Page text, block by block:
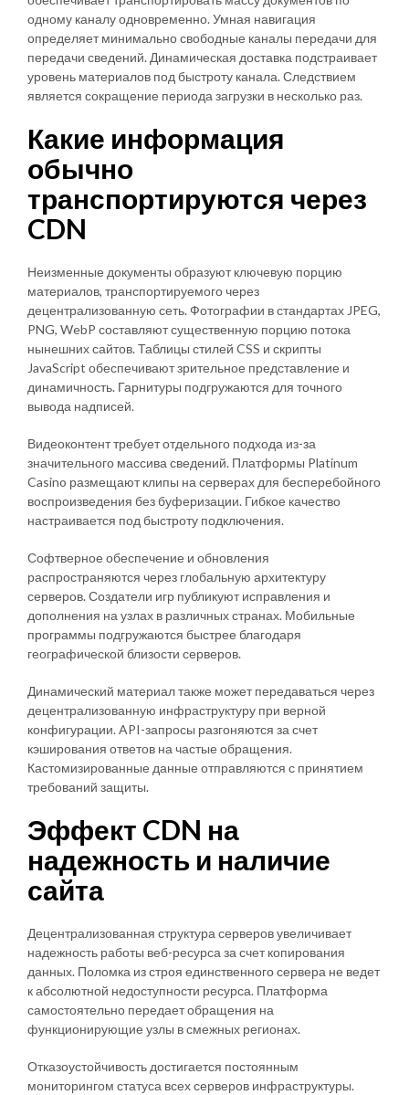
одному каналу одновременно. Умная навигация
определяет минимально свободные каналы передачи для
передачи сведений. Динамическая доставка подстраивает
уровень материалов под быстроту канала. Следствием
является сокращение периода загрузки в несколько раз.
Какие информация
обычно
транспортируются через
CDN
Неизменные документы образуют ключевую порцию
материалов, транспортируемого через
децентрализованную сеть. Фотографии в стандартах JPEG,
PNG, WebP составляют существенную порцию потока
нынешних сайтов. Таблицы стилей CSS и скрипты
JavaScript обеспечивают зрительное представление и
динамичность. Гарнитуры подгружаются для точного
вывода надписей.
Видеоконтент требует отдельного подхода из-за
значительного массива сведений. Платформы Platinum
Casino размещают клипы на серверах для бесперебойного
воспроизведения без буферизации. Гибкое качество
настраивается под быстроту подключения.
Софтверное обеспечение и обновления
распространяются через глобальную архитектуру
серверов. Создатели игр публикуют исправления и
дополнения на узлах в различных странах. Мобильные
программы подгружаются быстрее благодаря
географической близости серверов.
Динамический материал также может передаваться через
децентрализованную инфраструктуру при верной
конфигурации. API-запросы разгоняются за счет
кэширования ответов на частые обращения.
Кастомизированные данные отправляются с принятием
требований защиты.
Эффект CDN на
надежность и наличие
сайта
Децентрализованная структура серверов увеличивает
надежность работы веб-ресурса за счет копирования
данных. Поломка из строя единственного сервера не ведет
к абсолютной недоступности ресурса. Платформа
самостоятельно передает обращения на
функционирующие узлы в смежных регионах.
Отказоустойчивость достигается постоянным
мониторингом статуса всех серверов инфраструктуры.